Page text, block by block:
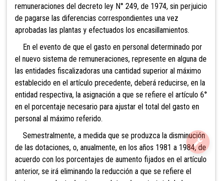
remuneraciones del decreto ley N° 249, de 1974, sin perjuicio
de pagarse las diferencias correspondientes una vez
aprobadas las plantas y efectuados los encasillamientos.
En el evento de que el gasto en personal determinado por
el nuevo sistema de remuneraciones, represente en alguna de
las entidades fiscalizadoras una cantidad superior al máximo
establecido en el artículo precedente, deberá reducirse, en la
entidad respectiva, la asignación a que se refiere el artículo 6°
en el porcentaje necesario para ajustar el total del gasto en
personal al máximo referido.
Semestralmente, a medida que se produzca la disminución
de las dotaciones, o, anualmente, en los años 1981 a 1984, de
acuerdo con los porcentajes de aumento fijados en el artículo
anterior, se irá eliminando la reducción a que se refiere el